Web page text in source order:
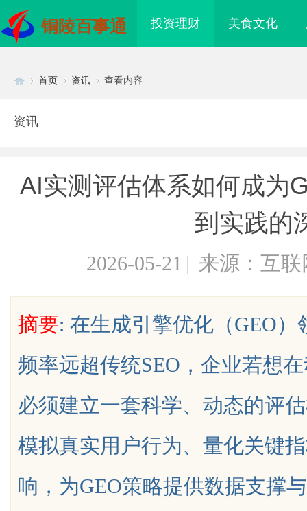
铜陵百事通 投资理财 美食文化
uz
首页 资讯 查看内容
资讯
AI实测评估体系如何成为
到实践的
2026-05-21 | 来源：互联
摘要: 在生成引擎优化（GEO
频率远超传统SEO，企业若想
必须建立一套科学、动态的评
模拟真实用户行为、量化关键
响，为GEO策略提供数据支撑
验与专业评测全方位揭秘 略利器解析